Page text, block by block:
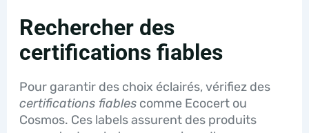
Rechercher des
certifications fiables
Pour garantir des choix éclairés, vérifiez des
certifications fiablescomme Ecocert ou
Cosmos. Ces labels assurent des produits